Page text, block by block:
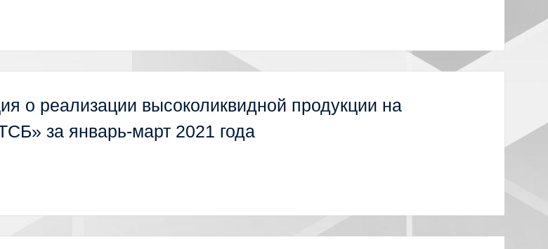
о реализации высоколиквидной продукции на
за январь-март 2021 года